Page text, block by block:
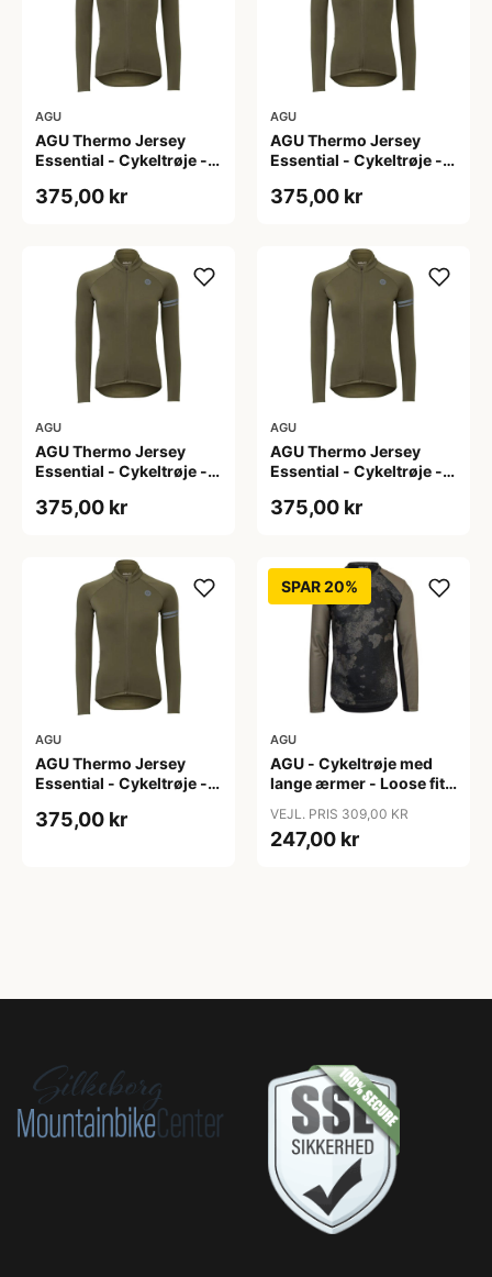
AGU
AGU Thermo Jersey
Essential - Cykeltrøje -
L
375,00 kr
AGU
AGU Thermo Jersey
Essential - Cykeltrøje -
M
375,00 kr
AGU
AGU Thermo Jersey
Essential - Cykeltrøje -
S
375,00 kr
AGU
AGU Thermo Jersey
Essential - Cykeltrøje -
XL
375,00 kr
AGU
AGU Thermo Jersey
Essential - Cykeltrøje -
XXL
375,00 kr
SPAR 20%
AGU
AGU - Cykeltrøje med
lange ærmer - Loose fit -
VEJL. PRIS 309,00 KR
247,00 kr